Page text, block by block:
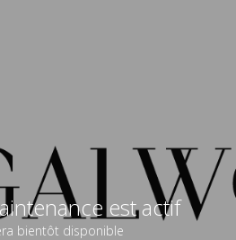
est actif
bientôt disponible